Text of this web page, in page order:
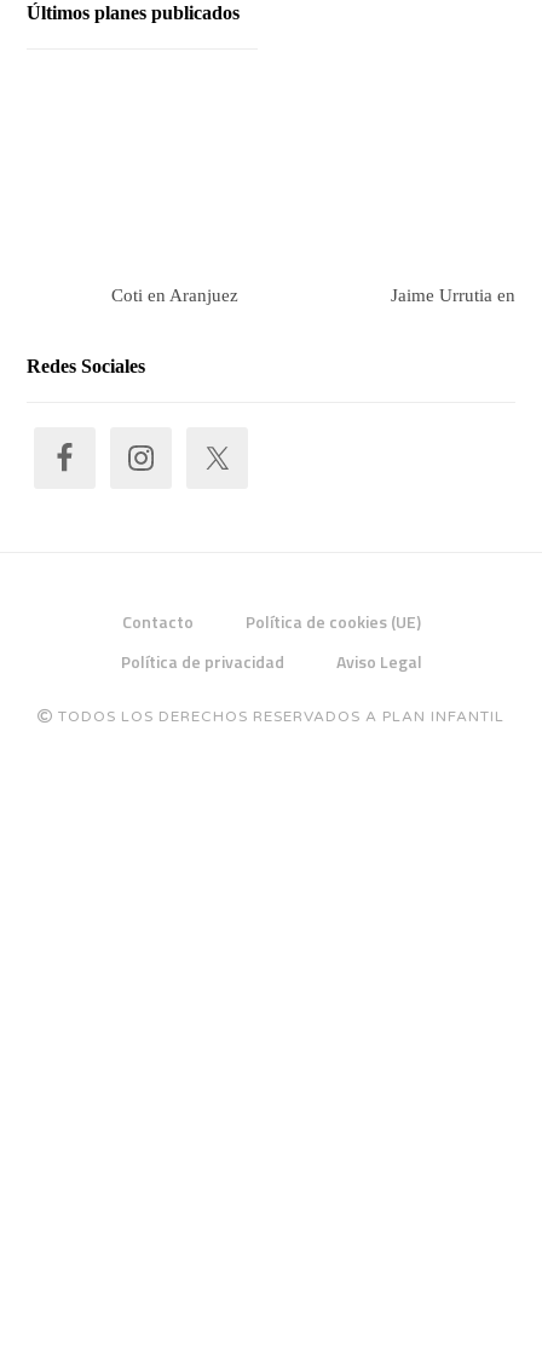
Últimos planes publicados
Coti en Aranjuez Jaime Urrutia en
Redes Sociales
Contacto
Política de cookies (UE)
Política de privacidad
Aviso Legal
TODOS LOS DERECHOS RESERVADOS A PLAN INFANTIL